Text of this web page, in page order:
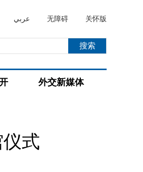
عربي 无障碍 关怀版
外交新媒体
式